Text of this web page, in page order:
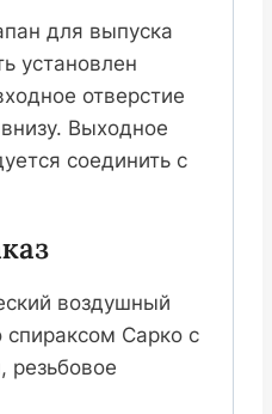
для выпуска
установлен
отверстие
Выходное
соединить с
воздушный
Сарко с
резьбовое